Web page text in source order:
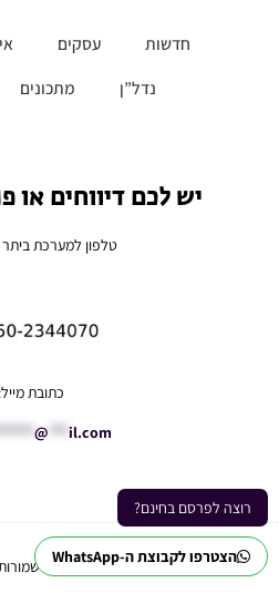
הצטרפו לקבוצת ה-WhatsApp
רוצה לפרסם בחינם?
חדשות עסקים
נדל”ן
מתכונים
יש לכם דיווחים או
טלפון למערכת ביתר 24 בלבד:
כתובת מייל:
@ *** il.com
Ⓒ כל הזכויות שמורות לביתר 24